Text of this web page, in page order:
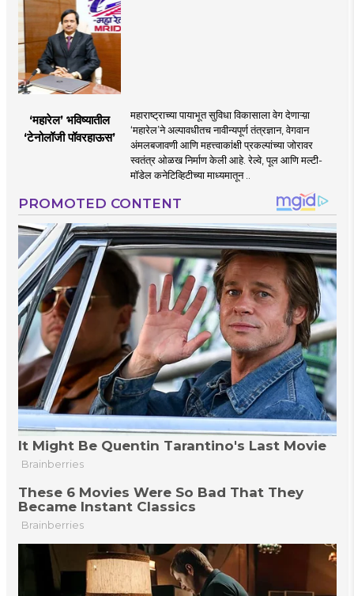
‘महारेल’ भविष्यातील
‘टेनोलॉजी पॉवरहाऊस’
महाराष्ट्राच्या पायाभूत सुविधा विकासाला वेग देणाऱ्य़ा
‘महारेल’ने अल्पावधीतच नावीन्यपूर्ण तंत्रज्ञान, वेगवान
अंमलबजावणी आणि महत्त्वाकांक्षी प्रकल्पांच्या जोरावर
स्वतंत्र ओळख निर्माण केली आहे. रेल्वे, पूल आणि मल्टी-
मॉडेल कनेटिव्हिटीच्या माध्यमातून ..